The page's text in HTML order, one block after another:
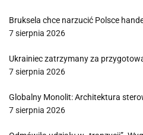
Bruksela chce narzucić Polsce
7 sierpnia 2026
Ukrainiec zatrzymany za
7 sierpnia 2026
Globalny Monolit: Architektura
7 sierpnia 2026